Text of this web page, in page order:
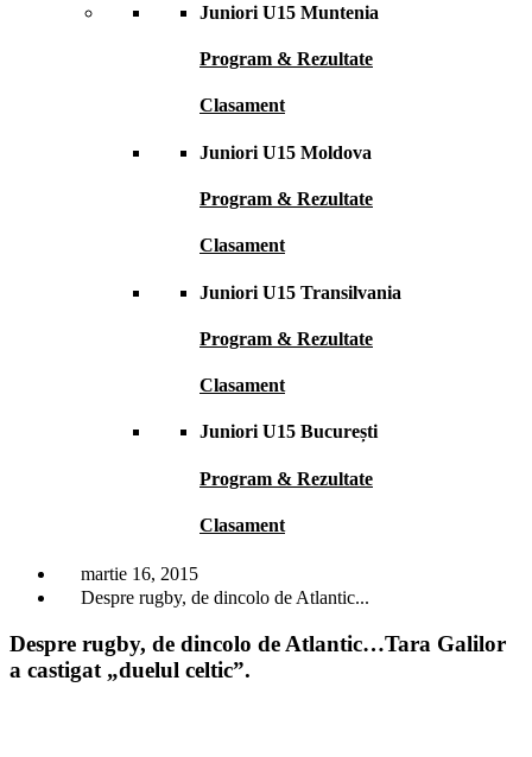
Juniori U15 Muntenia
Program & Rezultate
Clasament
Juniori U15 Moldova
Program & Rezultate
Clasament
Juniori U15 Transilvania
Program & Rezultate
Clasament
Juniori U15 București
Program & Rezultate
Clasament
martie 16, 2015
Despre rugby, de dincolo de Atlantic...
Despre rugby, de dincolo de Atlantic…Tara Galilor
a castigat „duelul celtic”.